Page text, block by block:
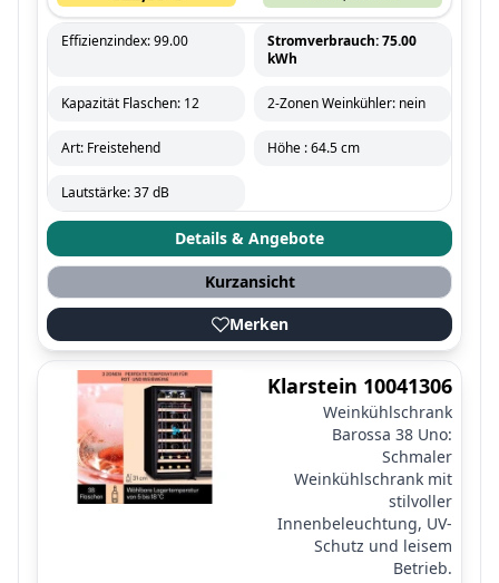
Effizienzindex: 99.00
Stromverbrauch: 75.00
kWh
Kapazität Flaschen: 12 2-Zonen Weinkühler: nein
Art: Freistehend Höhe : 64.5 cm
Lautstärke: 37 dB
Details & Angebote
Kurzansicht
Merken
Klarstein 10041306
Weinkühlschrank
Barossa 38 Uno:
Schmaler
Weinkühlschrank mit
stilvoller
Innenbeleuchtung, UV-
Schutz und leisem
Betrieb.